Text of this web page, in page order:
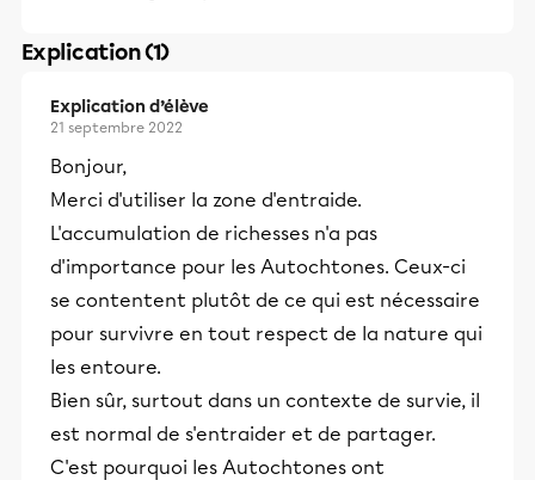
Explication (1)
Explication d’élève
21 septembre 2022
Bonjour,
Merci d'utiliser la zone d'entraide.
L'accumulation de richesses n'a pas
d'importance pour les Autochtones. Ceux-ci
se contentent plutôt de ce qui est nécessaire
pour survivre en tout respect de la nature qui
les entoure.
Bien sûr, surtout dans un contexte de survie, il
est normal de s'entraider et de partager.
C'est pourquoi les Autochtones ont